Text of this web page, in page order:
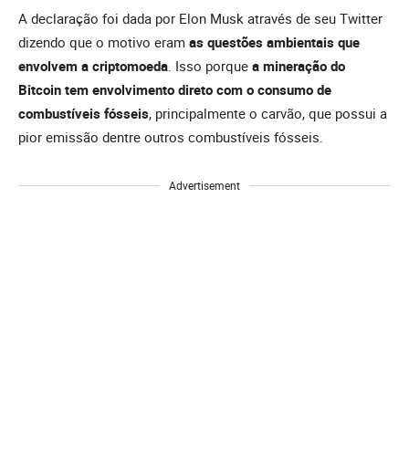
A declaração foi dada por Elon Musk através de seu Twitter
dizendo que o motivo eram as questões ambientais que
envolvem a criptomoeda . Isso porque a mineração do
Bitcoin tem envolvimento direto com o consumo de
combustíveis fósseis, principalmente o carvão, que possui a
pior emissão dentre outros combustíveis fósseis.
Advertisement